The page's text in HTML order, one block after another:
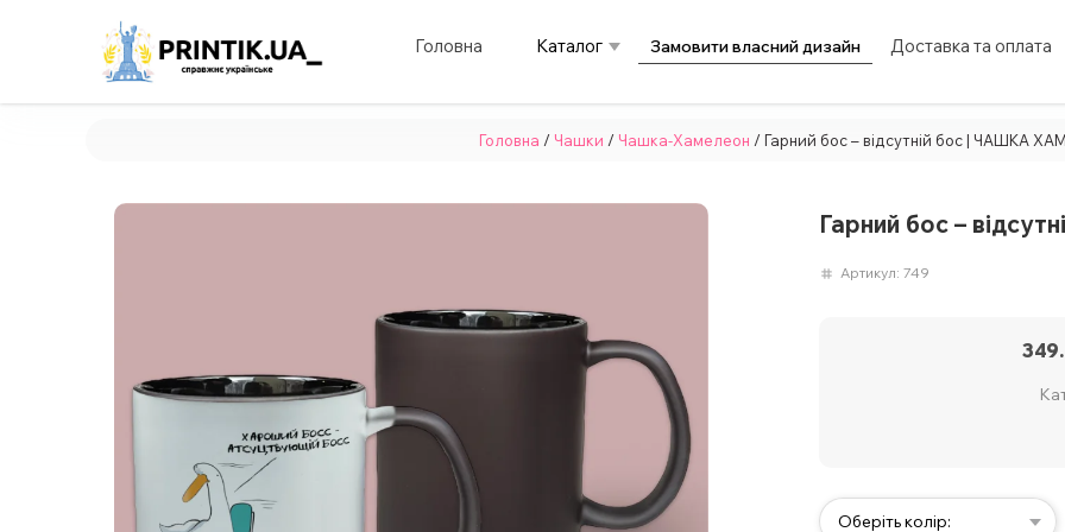
Головна Каталог Замовити власний дизайн Доставка та оплата
Головна / Чашки / Чашка-Хамелеон / Гарний бос – відсутній бос | ЧАШКА
Гарний бос –
Артикул: 749
Оберіть колір: